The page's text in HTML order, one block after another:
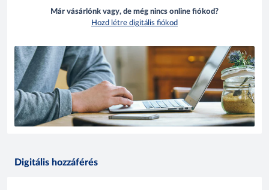
Már vásárlónk vagy, de még nincs online fiókod?
Hozd létre digitális fiókod
Digitális hozzáférés